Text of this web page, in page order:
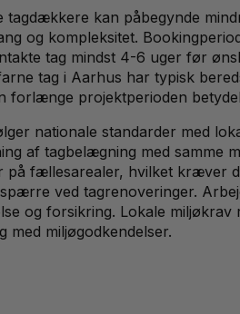
kan påbegynde
og kompleksitet.
tag mindst 4-6 uger før
tag i Aarhus har typisk
forlænge projektperioden
nationale standarder med
af tagbelægning med samme
på fællesarealer, hvilket kræver
ved tagrenoveringer.
og forsikring. Lokale
miljøgodkendelser.